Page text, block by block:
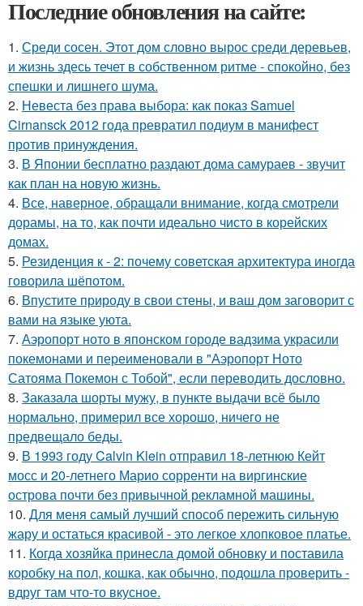
Последние обновления на сайте:
1. Среди сосен. Этот дом словно вырос среди деревьев,
и жизнь здесь течет в собственном ритме - спокойно, без
спешки и лишнего шума.
2. Невеста без права выбора: как показ Samuel
Cirnansck 2012 года превратил подиум в манифест
против принуждения.
3. В Японии бесплатно раздают дома самураев - звучит
как план на новую жизнь.
4. Все, наверное, обращали внимание, когда смотрели
дорамы, на то, как почти идеально чисто в корейских
домах.
5. Резиденция к - 2: почему советская архитектура иногда
говорила шёпотом.
6. Впустите природу в свои стены, и ваш дом заговорит с
вами на языке уюта.
7. Аэропорт ното в японском городе вадзима украсили
покемонами и переименовали в "Аэропорт Ното
Сатояма Покемон с Тобой", если переводить дословно.
8. Заказала шорты мужу, в пункте выдачи всё было
нормально, примерил все хорошо, ничего не
предвещало беды.
9. В 1993 году Calvin Klein отправил 18-летнюю Кейт
мосс и 20-летнего Марио сорренти на виргинские
острова почти без привычной рекламной машины.
10. Для меня самый лучший способ пережить сильную
жару и остаться красивой - это легкое хлопковое платье.
11. Когда хозяйка принесла домой обновку и поставила
коробку на пол, кошка, как обычно, подошла проверить -
вдруг там что-то вкусное.